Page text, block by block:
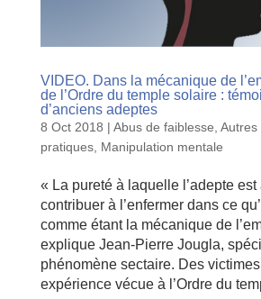
VIDEO. Dans la mécanique de
de l’Ordre du temple solaire :
d’anciens adeptes
8 Oct 2018 | Abus de faiblesse, Autres
pratiques, Manipulation mentale
« La pureté à laquelle l’adepte est
contribuer à l’enfermer dans ce
comme étant la mécanique de
explique Jean-Pierre Jougla,
phénomène sectaire. Des
expérience vécue à l’Ordre du